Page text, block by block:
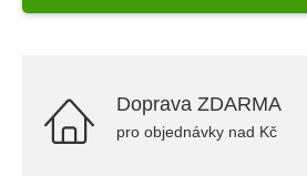
Doprava ZDARMA
pro objednávky nad Kč